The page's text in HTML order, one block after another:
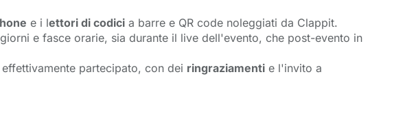
e i lettori di codici a barre e QR code noleggiati da Clappit.
e fasce orarie, sia durante il live dell'evento, che post-evento in
partecipato, con dei ringraziamenti e l'invito a